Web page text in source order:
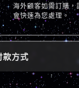
海外顧客如需訂購
會快速為您處理。
款方式